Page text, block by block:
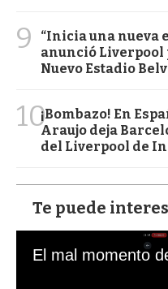
9
“Inicia una nueva
anunció Liverpool
Nuevo Estadio
10¡Bombazo! En
Araujo deja
del Liverpool de
Te puede